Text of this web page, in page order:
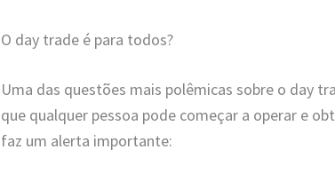
O day trade é para todos?
Uma das questões mais polêmicas sobre o day
que qualquer pessoa pode começar a operar e
faz um alerta importante: